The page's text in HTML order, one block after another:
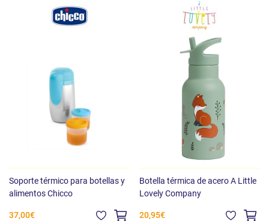
Soporte térmico para botellas y
alimentos Chicco
37,00€
Botella térmica de acero A Little
Lovely Company
20,95€